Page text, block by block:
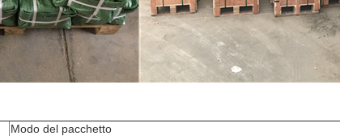
Modo del pacchetto